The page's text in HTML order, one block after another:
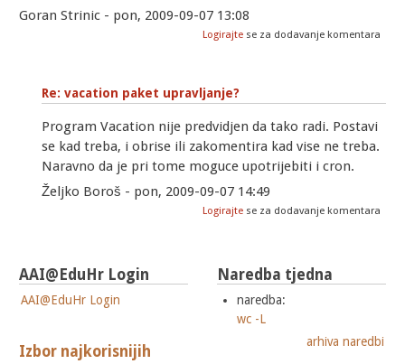
Goran Strinic - pon, 2009-09-07 13:08
Logirajte se za dodavanje komentara
Re: vacation paket upravljanje?
Program Vacation nije predvidjen da tako radi. Postavi
se kad treba, i obrise ili zakomentira kad vise ne treba.
Naravno da je pri tome moguce upotrijebiti i cron.
Željko Boroš - pon, 2009-09-07 14:49
Logirajte se za dodavanje komentara
AAI@EduHr Login
AAI@EduHr Login
Izbor najkorisnijih
Naredba tjedna
naredba:
wc -L
arhiva naredbi